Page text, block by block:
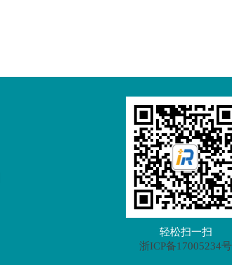
轻松扫一扫
浙ICP备17005234号